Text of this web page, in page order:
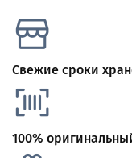
Свежие сроки
100%